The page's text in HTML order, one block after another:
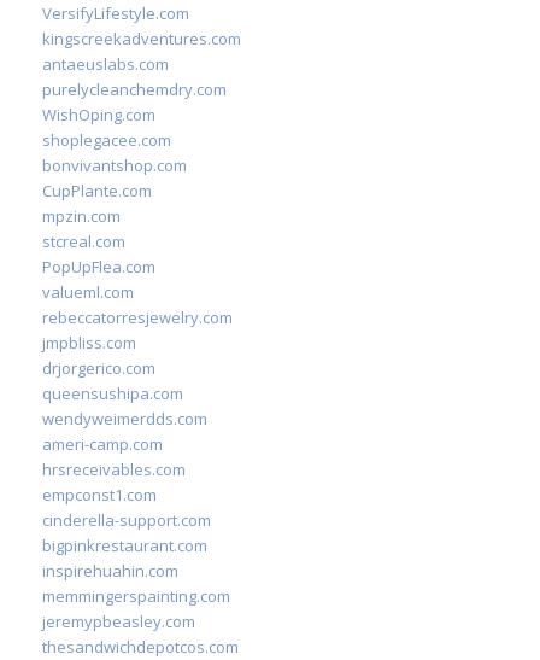
VersifyLifestyle.com
kingscreekadventures.com
antaeuslabs.com
purelycleanchemdry.com
WishOping.com
shoplegacee.com
bonvivantshop.com
CupPlante.com
mpzin.com
stcreal.com
PopUpFlea.com
valueml.com
rebeccatorresjewelry.com
jmpbliss.com
drjorgerico.com
queensushipa.com
wendyweimerdds.com
ameri-camp.com
hrsreceivables.com
empconst1.com
cinderella-support.com
bigpinkrestaurant.com
inspirehuahin.com
memmingerspainting.com
jeremypbeasley.com
thesandwichdepotcos.com